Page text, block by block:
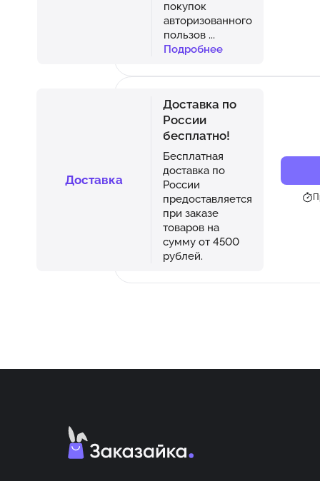
покупок
авторизованного
пользов ...
Подробнее
Доставка
Доставка по
России
бесплатно!
Бесплатная
доставка по
России
предоставляется
при заказе
товаров на
сумму от 4500
рублей.